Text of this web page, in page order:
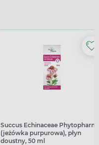
Succus Echinaceae Phytopharm,
(jeżówka purpurowa), płyn
doustny, 50 ml